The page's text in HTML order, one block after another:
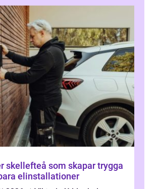
skellefteå som skapar trygga
elinstallationer